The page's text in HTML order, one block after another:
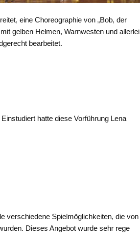
eine Choreographie von „Bob, der
gelben Helmen, Warnwesten und allerlei
bearbeitet.
hatte diese Vorführung Lena
verschiedene Spielmöglichkeiten, die von
Dieses Angebot wurde sehr rege